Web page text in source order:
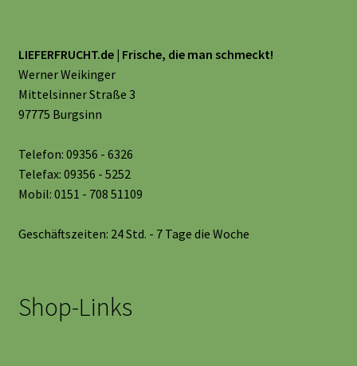
LIEFERFRUCHT.de | Frische, die man schmeckt!
Werner Weikinger
Mittelsinner Straße 3
97775 Burgsinn
Telefon: 09356 - 6326
Telefax: 09356 - 5252
Mobil: 0151 - 708 51109
Geschäftszeiten: 24 Std. - 7 Tage die Woche
Shop-Links